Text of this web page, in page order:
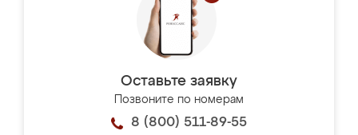
Оставьте заявку
Позвоните по номерам
8 (800) 511-89-55